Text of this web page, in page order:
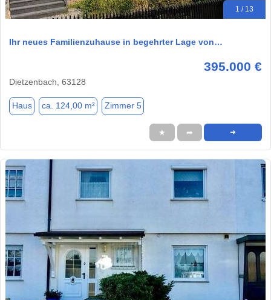
1 / 13
Ihr neues Familienzuhause in begehrter Lage von…
395.000 €
Dietzenbach, 63128
Haus ca. 124,00 m² Zimmer 5
★ ➦ ➜